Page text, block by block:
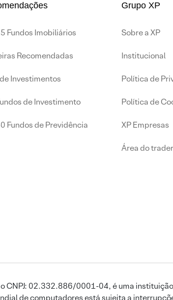
Fundos Imobiliários
Recomendadas
Investimentos
de Investimento
Fundos de Previdência
Grupo XP
Sobre a XP
Institucional
Política de
Política de
XP Empresas
Área do
CNPJ: 02.332.886/0001-04, é uma
de computadores está sujeita a